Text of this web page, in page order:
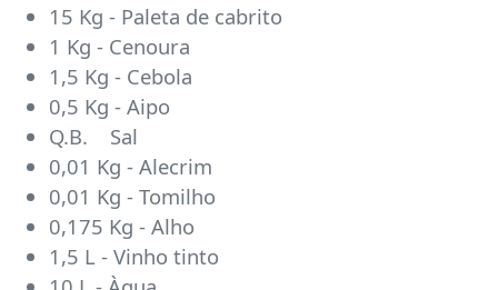
15 Kg - Paleta de cabrito
1 Kg - Cenoura
1,5 Kg - Cebola
0,5 Kg - Aipo
Q.B. Sal
0,01 Kg - Alecrim
0,01 Kg - Tomilho
0,175 Kg - Alho
1,5 L - Vinho tinto